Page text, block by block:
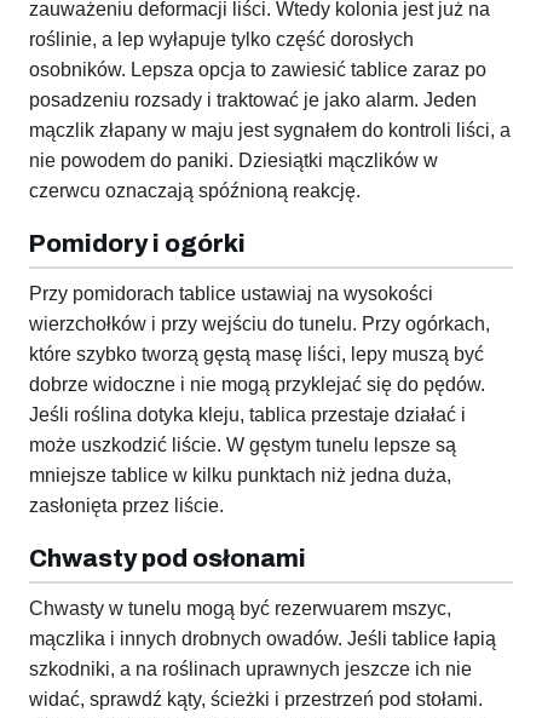
zauważeniu deformacji liści. Wtedy kolonia jest już na
roślinie, a lep wyłapuje tylko część dorosłych
osobników. Lepsza opcja to zawiesić tablice zaraz po
posadzeniu rozsady i traktować je jako alarm. Jeden
mączlik złapany w maju jest sygnałem do kontroli liści, a
nie powodem do paniki. Dziesiątki mączlików w
czerwcu oznaczają spóźnioną reakcję.
Pomidory i ogórki
Przy pomidorach tablice ustawiaj na wysokości
wierzchołków i przy wejściu do tunelu. Przy ogórkach,
które szybko tworzą gęstą masę liści, lepy muszą być
dobrze widoczne i nie mogą przyklejać się do pędów.
Jeśli roślina dotyka kleju, tablica przestaje działać i
może uszkodzić liście. W gęstym tunelu lepsze są
mniejsze tablice w kilku punktach niż jedna duża,
zasłonięta przez liście.
Chwasty pod osłonami
Chwasty w tunelu mogą być rezerwuarem mszyc,
mączlika i innych drobnych owadów. Jeśli tablice łapią
szkodniki, a na roślinach uprawnych jeszcze ich nie
widać, sprawdź kąty, ścieżki i przestrzeń pod stołami.